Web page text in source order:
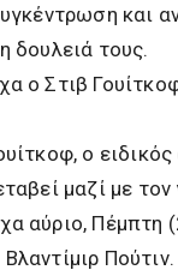
και
δουλειά τους.
ο Στιβ
ο
μαζί με
αύριο, Πέμπτη